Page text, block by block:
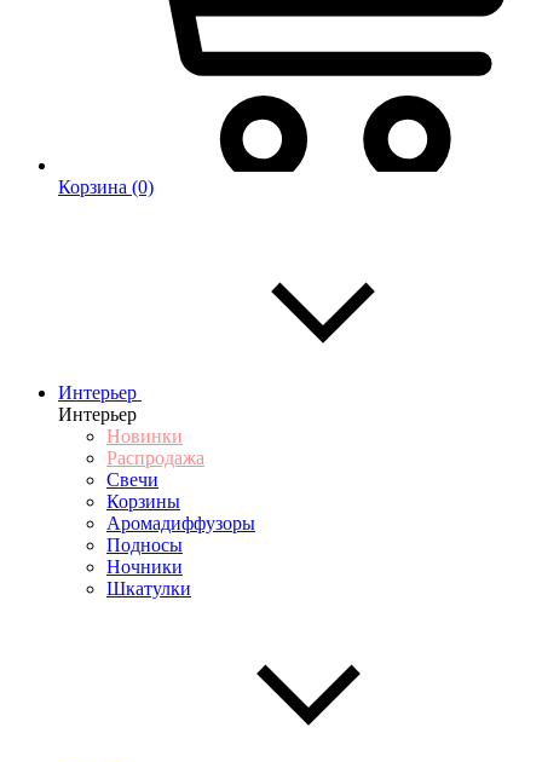
Корзина (0)
Интерьер
Интерьер
Новинки
Распродажа
Свечи
Корзины
Аромадиффузоры
Подносы
Ночники
Шкатулки